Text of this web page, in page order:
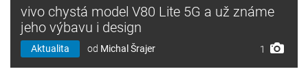
vivo chystá model V80 Lite 5G a už známe
jeho výbavu i design
Aktualita od Michal Šrajer 1